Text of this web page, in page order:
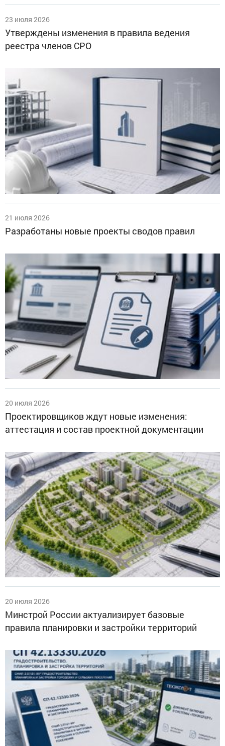
23 июля 2026
Утверждены изменения в правила ведения
реестра членов СРО
21 июля 2026
Разработаны новые проекты сводов правил
20 июля 2026
Проектировщиков ждут новые изменения:
аттестация и состав проектной документации
20 июля 2026
Минстрой России актуализирует базовые
правила планировки и застройки территорий